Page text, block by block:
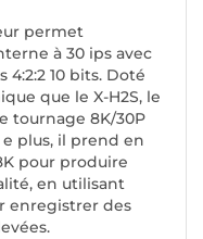
permet
à 30 ips avec
10 bits. Doté
que le X-H2S, le
tournage 8K/30P
plus, il prend en
pour produire
en utilisant
enregistrer des